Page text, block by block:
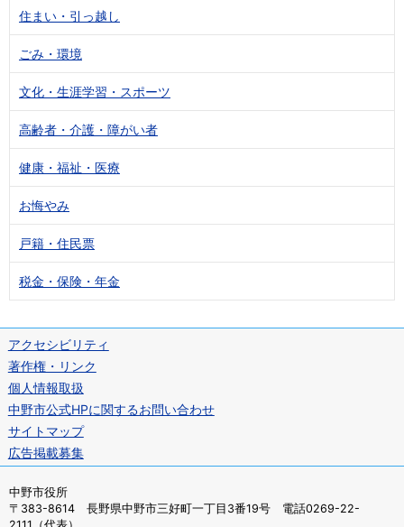
住まい・引っ越し
ごみ・環境
文化・生涯学習・スポーツ
高齢者・介護・障がい者
健康・福祉・医療
お悔やみ
戸籍・住民票
税金・保険・年金
アクセシビリティ
著作権・リンク
個人情報取扱
中野市公式HPに関するお問い合わせ
サイトマップ
広告掲載募集
中野市役所
〒383-8614 長野県中野市三好町一丁目3番19号 電話0269-22-